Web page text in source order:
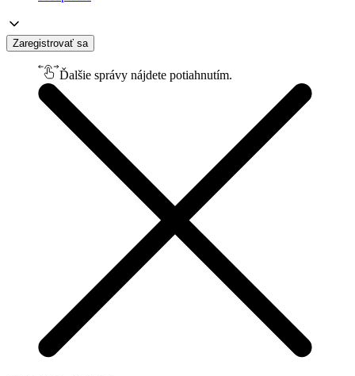
Zaregistrovať sa
Ďalšie správy nájdete potiahnutím.